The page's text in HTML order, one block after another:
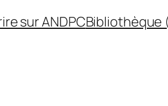
sur ANDPCBibliothèque